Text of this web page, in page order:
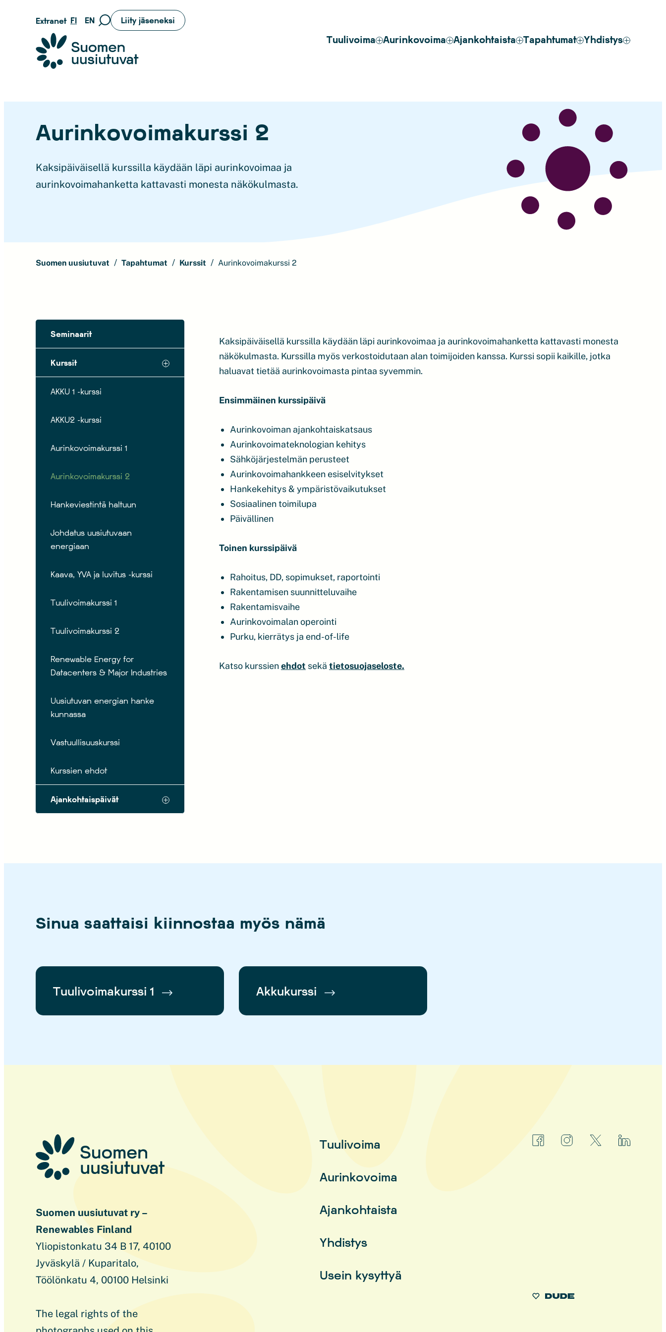
sisältöön
Extranet FI EN
Siirry
Liity jäseneksi
Suomen uusiutuvat ry
Tuulivoima Aurinkovoima Ajankohtaista Tapahtumat Yhdistys
Aurinkovoimakurssi 2
Kaksipäiväisellä kurssilla käydään läpi aurinkovoimaa ja
aurinkovoimahanketta kattavasti monesta näkökulmasta.
Suomen uusiutuvat Tapahtumat Kurssit Aurinkovoimakurssi 2
Seminaarit
Kurssit
AKKU 1 -kurssi
AKKU2 -kurssi
Aurinkovoimakurssi 1
Aurinkovoimakurssi 2
Hankeviestintä haltuun
Johdatus uusiutuvaan
energiaan
Kaava, YVA ja luvitus -kurssi
Tuulivoimakurssi 1
Tuulivoimakurssi 2
Renewable Energy for
Datacenters & Major Industries
Uusiutuvan energian hanke
kunnassa
Vastuullisuuskurssi
Kurssien ehdot
Ajankohtaispäivät
Kaksipäiväisellä kurssilla käydään läpi aurinkovoimaa ja aurinkovoimahanketta kattavasti monesta
näkökulmasta. Kurssilla myös verkostoidutaan alan toimijoiden kanssa. Kurssi sopii kaikille, jotka
haluavat tietää aurinkovoimasta pintaa syvemmin.
Ensimmäinen kurssipäivä
Aurinkovoiman ajankohtaiskatsaus
Aurinkovoimateknologian kehitys
Sähköjärjestelmän perusteet
Aurinkovoimahankkeen esiselvitykset
Hankekehitys & ympäristövaikutukset
Sosiaalinen toimilupa
Päivällinen
Toinen kurssipäivä
Rahoitus, DD, sopimukset, raportointi
Rakentamisen suunnitteluvaihe
Rakentamisvaihe
Aurinkovoimalan operointi
Purku, kierrätys ja end-of-life
Katso kurssienehdot sekä tietosuojaseloste.
Sinua saattaisi kiinnostaa myös nämä
Tuulivoimakurssi 1 Akkukurssi
Suomen uusiutuvat ry –
Renewables Finland
Yliopistonkatu 34 B 17, 40100
Jyväskylä / Kuparitalo,
Töölönkatu 4, 00100 Helsinki
The legal rights of the
Tuulivoima
Aurinkovoima
Ajankohtaista
Yhdistys
Usein kysyttyä
facebookinstagram linkedin